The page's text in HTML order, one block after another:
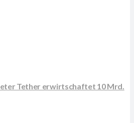
Tether erwirtschaftet 10 Mrd.